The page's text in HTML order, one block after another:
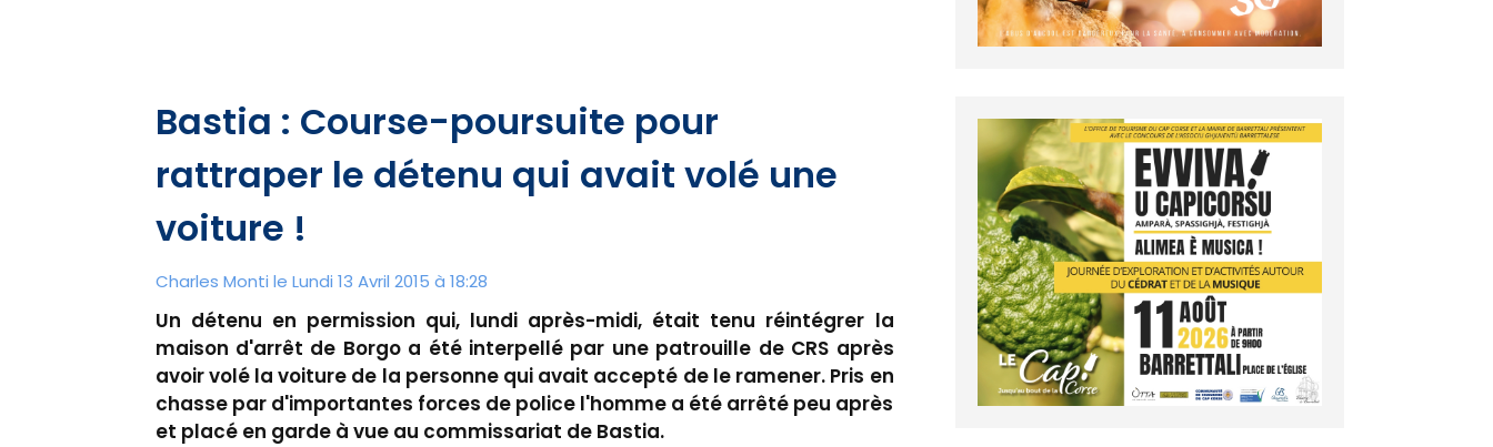
Bastia : Course-poursuite pour
rattraper le détenu qui avait volé une
voiture !
Charles Monti le Lundi 13 Avril 2015 à 18:28
Un détenu en permission qui, lundi après-midi, était tenu réintégrer la
maison d'arrêt de Borgo a été interpellé par une patrouille de CRS après
avoir volé la voiture de la personne qui avait accepté de le ramener. Pris en
chasse par d'importantes forces de police l'homme a été arrêté peu après
et placé en garde à vue au commissariat de Bastia.